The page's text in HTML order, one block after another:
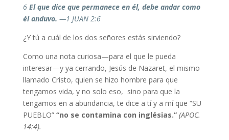
6El que dice que permanece en él, debe andar como
él anduvo. —1 JUAN 2:6
¿Y tú a cuál de los dos señores estás sirviendo?
Como una nota curiosa—para el que le pueda
interesar—y ya cerrando, Jesús de Nazaret, el mismo
llamado Cristo, quien se hizo hombre para que
tengamos vida, y no solo eso, sino para que la
tengamos en a abundancia, te dice a tí y a mí que “SU
PUEBLO” “no se contamina con inglésias.” (APOC.
14:4).